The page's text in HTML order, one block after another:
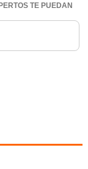
TE PUEDAN